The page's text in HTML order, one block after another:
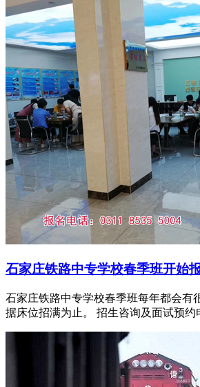
石家庄铁路中专学校春季班开始
石家庄铁路中专学校春季班每年都会有
据床位招满为止。 招生咨询及面试预约